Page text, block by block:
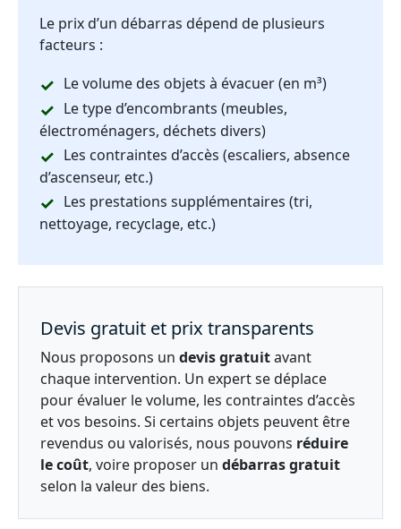
Le prix d’un débarras dépend de plusieurs
facteurs :
Le volume des objets à évacuer (en m³)
Le type d’encombrants (meubles,
électroménagers, déchets divers)
Les contraintes d’accès (escaliers, absence
d’ascenseur, etc.)
Les prestations supplémentaires (tri,
nettoyage, recyclage, etc.)
Devis gratuit et prix transparents
Nous proposons un devis gratuitavant
chaque intervention. Un expert se déplace
pour évaluer le volume, les contraintes d’accès
et vos besoins. Si certains objets peuvent être
revendus ou valorisés, nous pouvons réduire
le coût, voire proposer un débarras gratuit
selon la valeur des biens.